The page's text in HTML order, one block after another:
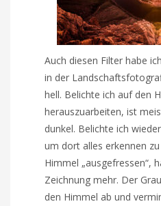
Auch diesen Filter habe
in der
hell. Belichte ich auf den
herauszuarbeiten, ist
dunkel. Belichte ich
um dort alles erkennen
Himmel „ausgefressen“,
Zeichnung mehr. Der
den Himmel ab und